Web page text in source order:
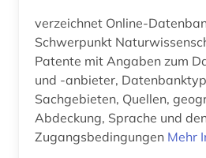
verzeichnet Online-
Schwerpunkt
Patente mit Angaben zum
und -anbieter,
Sachgebieten, Quellen,
Abdeckung, Sprache und
Zugangsbedingungen Mehr